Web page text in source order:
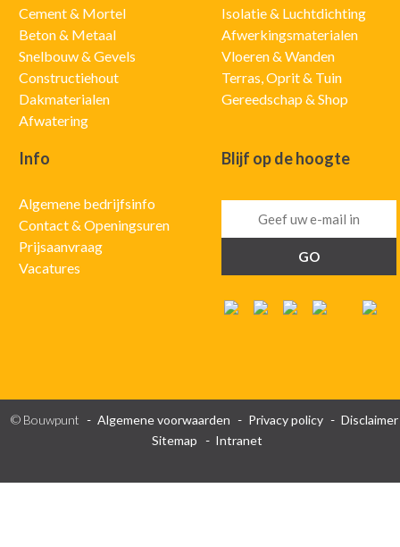
Cement & Mortel
Beton & Metaal
Snelbouw & Gevels
Constructiehout
Dakmaterialen
Afwatering
Isolatie & Luchtdichting
Afwerkingsmaterialen
Vloeren & Wanden
Terras, Oprit & Tuin
Gereedschap & Shop
Info
Algemene bedrijfsinfo
Contact & Openingsuren
Prijsaanvraag
Vacatures
Blijf op de hoogte
© Bouwpunt Algemene voorwaarden Privacy policy
Disclaimer
Sitemap
Intranet